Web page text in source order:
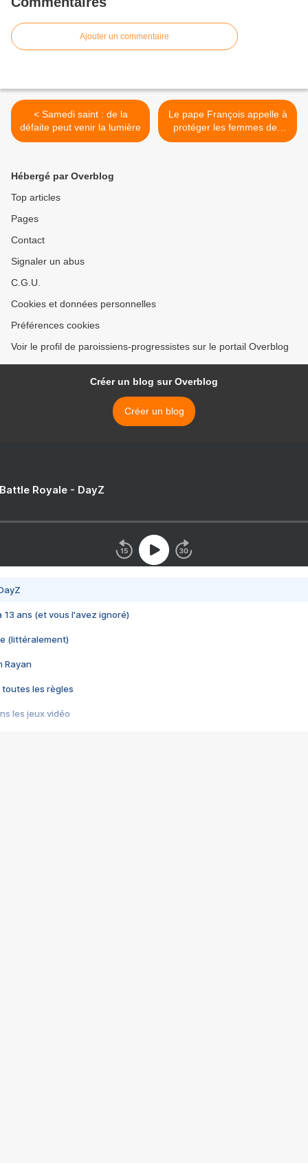
Ajouter un commentaire
< Samedi saint : de la
défaite peut venir la lumière
Le pape François appelle à
protéger les femmes des
violences domestiques >
Hébergé par Overblog
Top articles
Pages
Contact
Signaler un abus
C.G.U.
Cookies et données personnelles
Préférences cookies
Voir le profil de paroissiens-progressistes sur le portail Overblog
Créer un blog sur Overblog
Créer un blog
Royale - DayZ
13 ans (et vous l'avez ignoré)
(littéralement)
Rayan
toutes les règles
les jeux vidéo